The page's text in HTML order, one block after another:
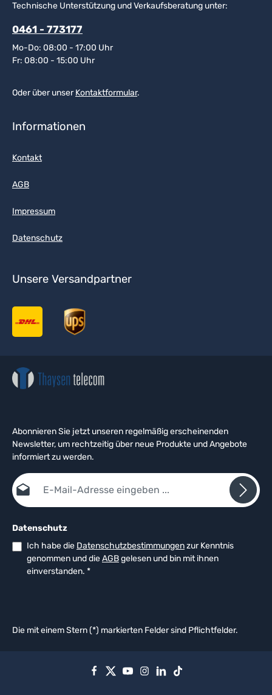
Technische Unterstützung und Verkaufsberatung unter:
0461 - 773177
Mo-Do: 08:00 - 17:00 Uhr
Fr: 08:00 - 15:00 Uhr
Oder über unserKontaktformular.
Informationen
Kontakt
AGB
Impressum
Datenschutz
Unsere Versandpartner
Abonnieren Sie jetzt unseren regelmäßig erscheinenden
Newsletter, um rechtzeitig über neue Produkte und Angebote
informiert zu werden.
E-Mail-Adresse*
Datenschutz
Ich habe die Datenschutzbestimmungenzur Kenntnis
genommen und dieAGBgelesen und bin mit ihnen
einverstanden. *
Die mit einem Stern (*) markierten Felder sind Pflichtfelder.